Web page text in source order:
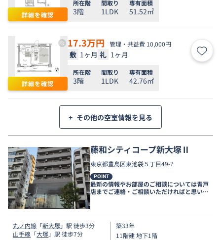
詳細を確認
所在階
3階
間取り
1LDK
専有面積
51.52㎡
詳細を確認
17.3万円 管理・共益費 10,000円
敷 1ヶ月 礼 1ヶ月 お気
所在階
3階
間取り
1LDK
専有面積
42.76㎡
+ その他の空室情報を見る
藤和シティコープ新大塚Ⅱ
東京都豊島区東池袋５丁目49-7
POINT
最新の情報やお部屋のご相談については青戸
店までご連絡・ご相談いただければと思いま
す。
丸ノ内線 「新大塚」駅 徒歩3分
山手線 「大塚」駅 徒歩7分
築33年
11階建 地下1階